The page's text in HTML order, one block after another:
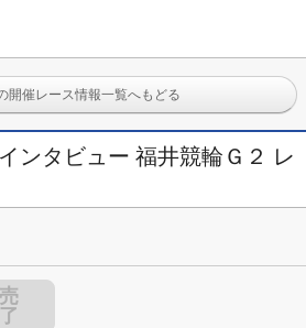
開催レース情報一覧へもどる
ンタビュー 福井競輪Ｇ２ レ